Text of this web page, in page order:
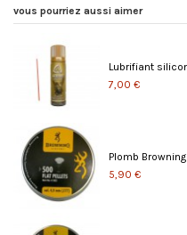
vous pourriez aussi aimer
Lubrifiant
7,00 €
Plomb
5,90 €